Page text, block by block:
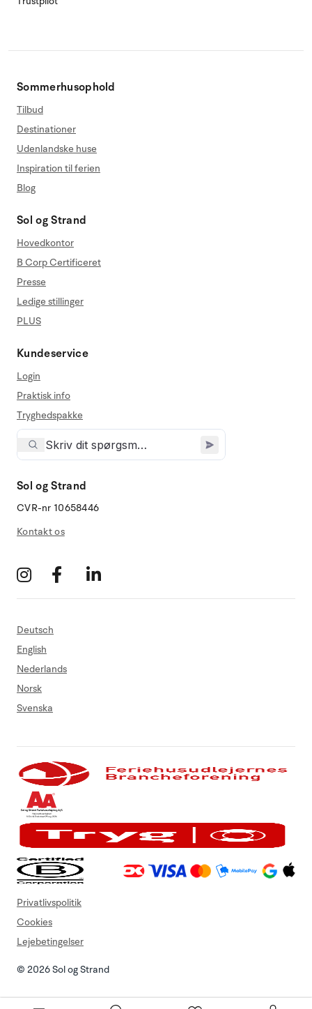
Sommerhusophold
Tilbud
Destinationer
Udenlandske huse
Inspiration til ferien
Blog
Sol og Strand
Hovedkontor
B Corp Certificeret
Presse
Ledige stillinger
PLUS
Kundeservice
Login
Praktisk info
Tryghedspakke
Sol og Strand
CVR-nr 10658446
Kontakt os
Deutsch
English
Nederlands
Norsk
Svenska
© 2026 Sol og Strand
Privatlivspolitik
Cookies
Lejebetingelser